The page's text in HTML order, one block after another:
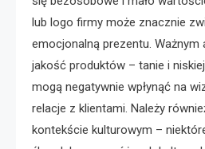
lub logo firmy może znacznie
emocjonalną prezentu. Ważnym
jakość produktów – tanie i
mogą negatywnie wpłynąć na
relacje z klientami. Należy
kontekście kulturowym –